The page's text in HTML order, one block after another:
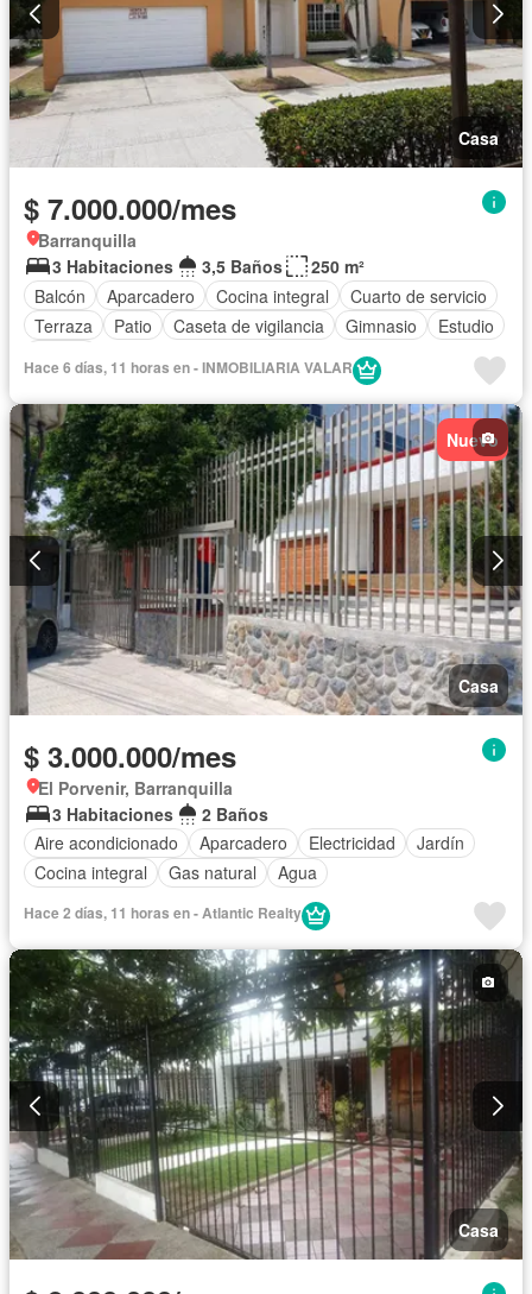
Casa
$ 7.000.000/mes
Barranquilla
3 Habitaciones
3,5 Baños
250 m²
Balcón
Aparcadero Cocina integral
Cuarto de servicio
Terraza
Patio Caseta de vigilancia Gimnasio
Estudio
Hace 6 días, 11 horas en - INMOBILIARIA VALAR
Nuevo
Casa
$ 3.000.000/mes
El Porvenir, Barranquilla
3 Habitaciones
2 Baños
Aire acondicionado
Aparcadero Electricidad
Jardín
Cocina integral
Gas natural Agua
Hace 2 días, 11 horas en - Atlantic Realty
Casa